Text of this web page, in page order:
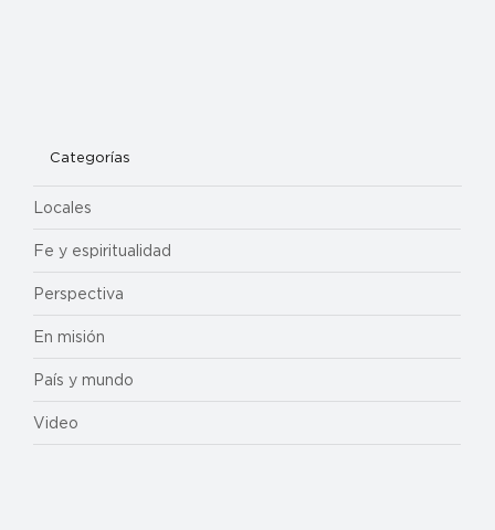
Categorías
Locales
Fe y espiritualidad
Perspectiva
En misión
País y mundo
Video